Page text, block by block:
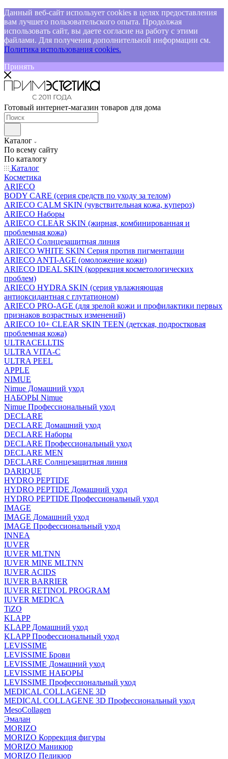
Данный веб-сайт использует cookies в целях предоставления
вам лучшего пользовательского опыта. Продолжая
использовать сайт, вы даете согласие на работу с этими
файлами. Для получения дополнительной информации см.
Политика использования cookies.
Принять
Готовый интернет-магазин товаров для дома
Каталог
По всему сайту
По каталогу
Каталог
Косметика
ARIECO
BODY CARE (серия средств по уходу за телом)
ARIECO CALM SKIN (чувствительная кожа, купероз)
ARIECO Наборы
ARIECO CLEAR SKIN (жирная, комбинированная и
проблемная кожа)
ARIECO Солнцезащитная линия
ARIECO WHITE SKIN Серия против пигментации
ARIECO ANTI-AGE (омоложение кожи)
ARIECO IDEAL SKIN (коррекция косметологических
проблем)
ARIECO HYDRA SKIN (серия увлажняющая
антиоксидантная с глутатионом)
ARIECO PRO-AGE (для зрелой кожи и профилактики первых
признаков возрастных изменений)
ARIECO 10+ CLEAR SKIN TEEN (детская, подростковая
проблемная кожа)
ULTRACELLTIS
ULTRA VITA-C
ULTRA PEEL
APPLE
NIMUE
Nimue Домашний уход
НАБОРЫ Nimue
Nimue Профессиональный уход
DECLARE
DECLARE Домашний уход
DECLARE Наборы
DECLARE Профессиональный уход
DECLARE MEN
DECLARE Солнцезащитная линия
DARIQUE
HYDRO PEPTIDE
HYDRO PEPTIDE Домашний уход
HYDRO PEPTIDE Профессиональный уход
IMAGE
IMAGE Домашний уход
IMAGE Профессиональный уход
INNEA
IUVER
IUVER MLTNN
IUVER MINE MLTNN
IUVER ACIDS
IUVER BARRIER
IUVER RETINOL PROGRAM
IUVER MEDICA
TiZO
KLAPP
KLAPP Домашний уход
KLAPP Профессиональный уход
LEVISSIME
LEVISSIME Брови
LEVISSIME Домашний уход
LEVISSIME НАБОРЫ
LEVISSIME Профессиональный уход
MEDICAL COLLAGENE 3D
MEDICAL COLLAGENE 3D Профессиональный уход
MesoCollagen
Эмалан
MORIZO
MORIZO Коррекция фигуры
MORIZO Маникюр
MORIZO Педикюр